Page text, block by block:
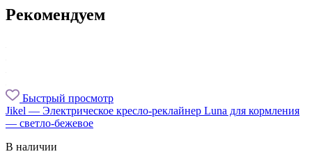
Рекомендуем
Быстрый просмотр
Jikel — Электрическое кресло-реклайнер Luna для кормления
— светло-бежевое
В наличии